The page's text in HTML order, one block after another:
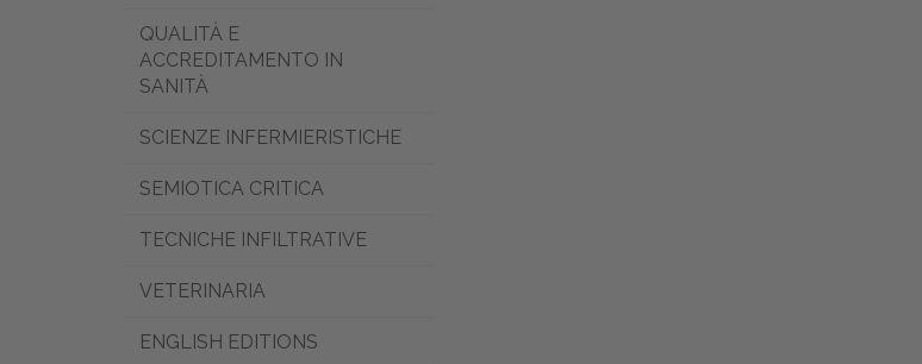
QUALITÀ E
ACCREDITAMENTO IN
SANITÀ
SCIENZE INFERMIERISTICHE
SEMIOTICA CRITICA
TECNICHE INFILTRATIVE
VETERINARIA
ENGLISH EDITIONS